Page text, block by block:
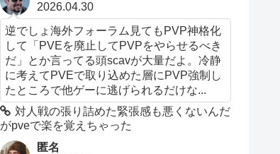
2026.04.30
逆でしょ海外フォーラム見てもPVP神格化
して「PVEを廃止してPVPをやらせるべき
だ」とか言ってる頭scavが大量だよ。冷静
に考えてPVEで取り込めた層にPVP強制し
たところで他ゲーに逃げられるだけな...
対人戦の張り詰めた緊張感も悪くないんだ
がpveで楽を覚えちゃった
匿名